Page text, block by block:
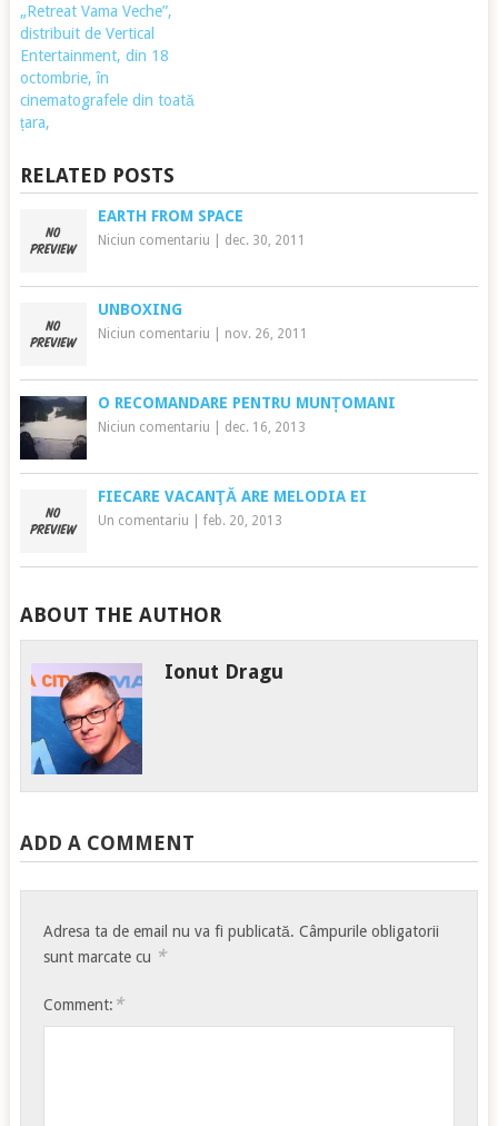
„Retreat Vama Veche”,
distribuit de Vertical
Entertainment, din 18
octombrie, în
cinematografele din toată
țara,
RELATED POSTS
EARTH FROM SPACE
Niciun comentariu dec. 30, 2011
UNBOXING
Niciun comentariu nov. 26, 2011
O RECOMANDARE PENTRU MUNȚOMANI
Niciun comentariu dec. 16, 2013
FIECARE VACANŢĂ ARE MELODIA EI
Un comentariu feb. 20, 2013
ABOUT THE AUTHOR
Ionut Dragu
ADD A COMMENT
Adresa ta de email nu va fi publicată. Câmpurile obligatorii
sunt marcate cu *
Comment: *